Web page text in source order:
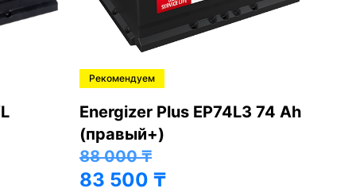
Рекомендуем
Energizer Plus EP74L3 74 Ah
(правый+)
88 000₸
83 500 ₸